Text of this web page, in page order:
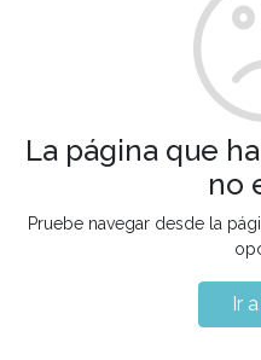
La página que
no
Pruebe navegar desde la
Ir